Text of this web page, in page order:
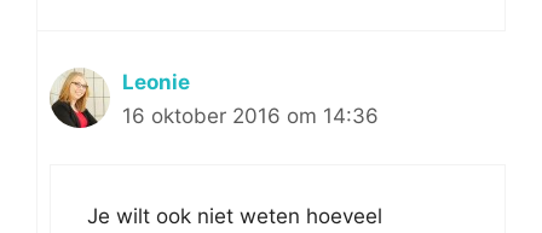
Leonie
16 oktober 2016 om 14:36
Je wilt ook niet weten hoeveel